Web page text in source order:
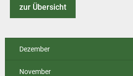
zur Übersicht
Dezember
November